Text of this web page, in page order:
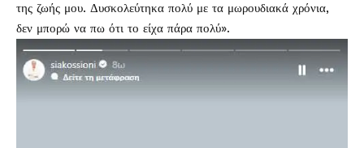
της ζωής μου. Δυσκολεύτηκα πολύ με τα μωρουδιακά χρόνια,
δεν μπορώ να πω ότι το είχα πάρα πολύ».